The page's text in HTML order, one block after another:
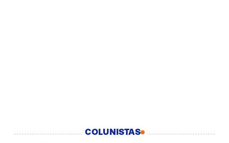
COLUNISTAS